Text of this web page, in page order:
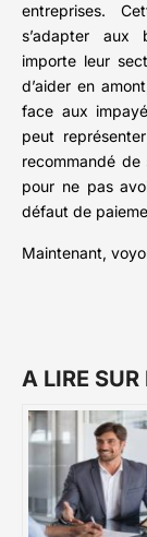
entreprises.
s’adapter aux
importe leur
d’aider en
face aux
peut
recommandé de
pour ne pas
défaut de
Maintenant,
A LIRE